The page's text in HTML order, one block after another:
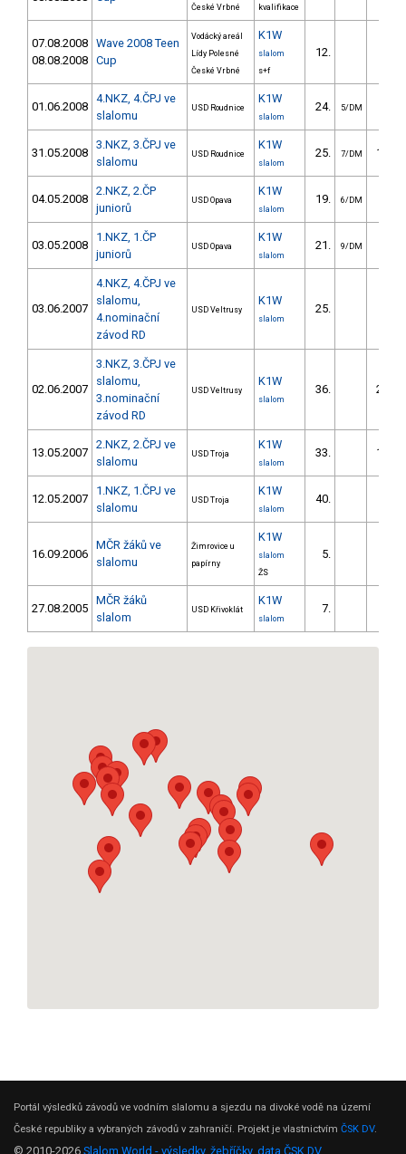
České Vrbné
kvalifikace
07.08.2008
08.08.2008
Wave 2008 Teen
Cup
Vodácký areál
Lídy Polesné
České Vrbné
K1W
slalom
s+f
12.
01.06.2008
4.NKZ, 4.ČPJ ve
slalomu
USD Roudnice
K1W
slalom
24. 5/DM
31.05.2008
3.NKZ, 3.ČPJ ve
slalomu
USD Roudnice
K1W
slalom
25. 7/DM
04.05.2008
2.NKZ, 2.ČP
juniorů
USD Opava
K1W
slalom
19. 6/DM
03.05.2008
1.NKZ, 1.ČP
juniorů
USD Opava
K1W
slalom
21. 9/DM
03.06.2007
4.NKZ, 4.ČPJ ve
slalomu,
4.nominační
závod RD
USD Veltrusy
K1W
slalom
25.
02.06.2007
3.NKZ, 3.ČPJ ve
slalomu,
3.nominační
závod RD
USD Veltrusy
K1W
slalom
36.
13.05.2007
2.NKZ, 2.ČPJ ve
slalomu
USD Troja
K1W
slalom
33.
12.05.2007
1.NKZ, 1.ČPJ ve
slalomu
USD Troja
K1W
slalom
40.
16.09.2006
MČR žáků ve
slalomu
Žimrovice u
papírny
K1W
slalom
ŽS
5.
27.08.2005
MČR žáků
slalom
USD Křivoklát
K1W
slalom
7.
Portál výsledků závodů ve vodním slalomu a sjezdu na divoké vodě na území
České republiky a vybraných závodů v zahraničí. Projekt je vlastnictvím ČSK DV.
© 2010-2026 Slalom World - výsledky, žebříčky, data ČSK DV